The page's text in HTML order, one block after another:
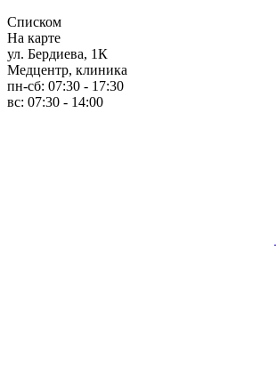
Списком
На карте
ул. Бердиева, 1К
Медцентр, клиника
пн-сб: 07:30 - 17:30
вс: 07:30 - 14:00